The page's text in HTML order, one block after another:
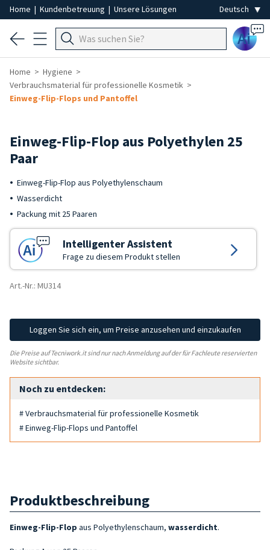
Home | Kundenbetreuung | Unsere Lösungen
Ai
Home
Hygiene
Verbrauchsmaterial für professionelle Kosmetik
Einweg-Flip-Flops und Pantoffel
Einweg-Flip-Flop aus Polyethylen 25
Paar
Einweg-Flip-Flop aus Polyethylenschaum
Wasserdicht
Packung mit 25 Paaren
Intelligenter Assistent
Frage zu diesem Produkt stellen
Art.-Nr.: MU314
Loggen Sie sich ein, um Preise anzusehen und einzukaufen
Die Preise auf Tecniwork.it sind nur nach Anmeldung auf der für Fachleute reservierten
Website sichtbar.
Noch zu entdecken:
# Verbrauchsmaterial für professionelle Kosmetik
# Einweg-Flip-Flops und Pantoffel
Produktbeschreibung
Einweg-Flip-Flop aus Polyethylenschaum, wasserdicht.